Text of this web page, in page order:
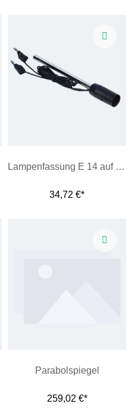
Lampenfassung E 14 auf Stiel
34,72 €*
Parabolspiegel
259,02 €*